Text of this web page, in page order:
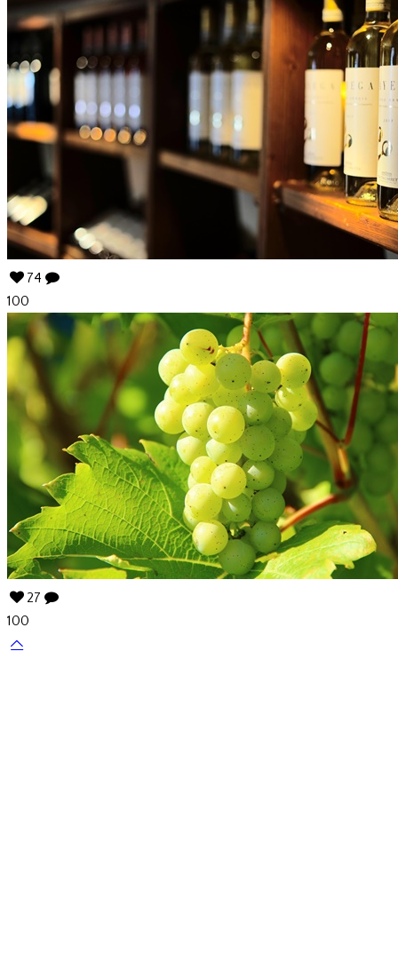
74
100
27
100